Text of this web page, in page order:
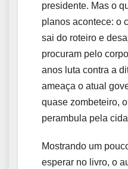
presidente. Mas o
planos acontece: o
sai do roteiro e
procuram pelo
anos luta contra a
ameaça o atual
quase zombeteiro,
perambula pela
Mostrando um
esperar no livro, o